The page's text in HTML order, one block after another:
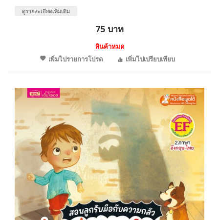
ดูรายละเอียดเพิ่มเติม
75 บาท
สินค้าหมด
เพิ่มไปรายการโปรด
เพิ่มไปเปรียบเทียบ